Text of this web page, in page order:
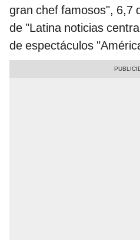
gran chef famosos", 6,7
de "Latina noticias
de espectáculos